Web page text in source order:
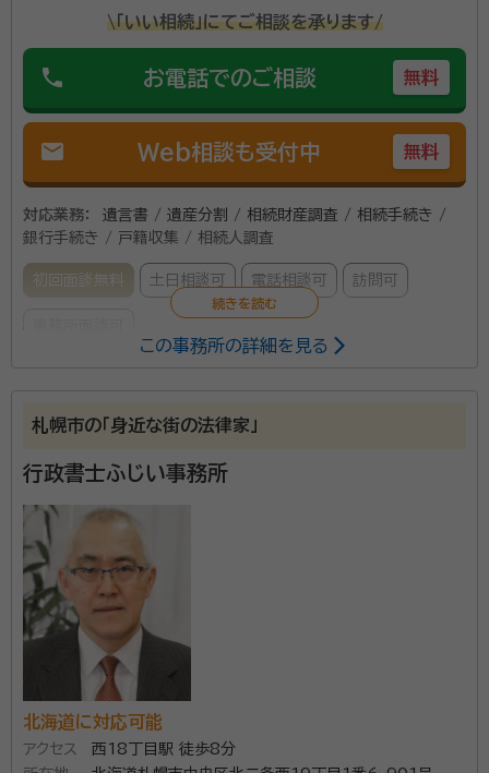
\「いい相続」にてご相談を承ります/
phone お電話でのご相談 無料
mail Web相談も受付中 無料
対応業務：
遺言書 / 遺産分割 / 相続財産調査 / 相続手続き /
銀行手続き / 戸籍収集 / 相続人調査
初回面談無料 土日相談可 電話相談可 訪問可
伊藤 祐一（イトウ ユウイチ）
行政書士・相続知財鑑定士
便局勤務の傍ら夜間大学経済学部卒、会社等管理職（人事・労務・総務・業
務管理・経営管理等）を歴任。定年退職後、社会貢献を目指し行政書士登
録・開業。
当事務所は、年間30から40件の遺言や相続の依頼を
引き受けている実績豊富な事務所です。 また、自身の経
験から高齢者への対応や相続での大変さを実感してお
り、相談者の気持ちや実情まで踏まえた丁寧なサポート
をしています。 土日相談や電話相談、メール受付など、
相談者の事情に配慮したきめ細かな対応をしておりま
す。相続でお悩みの際には気軽に相談ください。
行政書士・相続知財鑑定士
北海道行政書士会
この事務所の詳細を見る
札幌市の「身近な街の法律家」
行政書士ふじい事務所
北海道に対応可能
アクセス
西18丁目駅 徒歩8分